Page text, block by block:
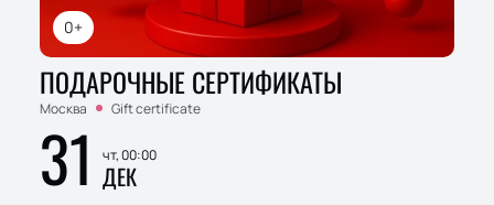
0+
ПОДАРОЧНЫЕ СЕРТИФИКАТЫ
Москва Gift certificate
31 чт, 00:00
ДЕК